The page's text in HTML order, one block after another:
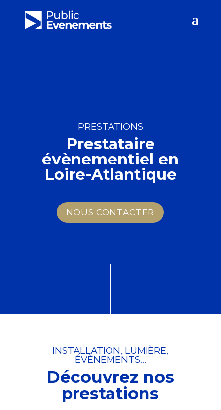
PRESTATIONS
Prestataire
évènementiel en
Loire-Atlantique
NOUS CONTACTER
INSTALLATION, LUMIÈRE,
ÉVÈNEMENTS…
Découvrez nos
prestations